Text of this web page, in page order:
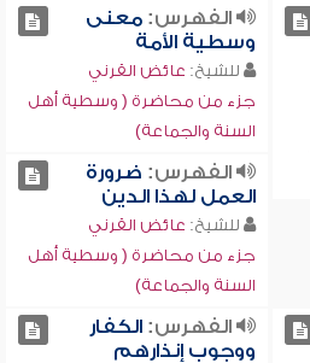
الفهرس:معنى
وسطية الأمة
للشيخ: عائض القرني
جزء من محاضرة ( وسطية أهل
السنة والجماعة)
الفهرس: ضرورة
العمل لهذا الدين
للشيخ: عائض القرني
جزء من محاضرة ( وسطية أهل
السنة والجماعة)
الفهرس:الكفار
ووجوب إنذارهم